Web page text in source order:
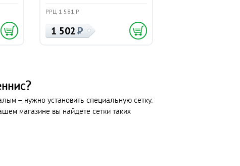
РРЦ 1 581 Р
1 502
– нужно установить специальную сетку.
магазине вы найдете сетки таких